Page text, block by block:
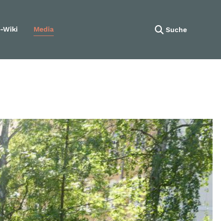
Wiki Media Suche